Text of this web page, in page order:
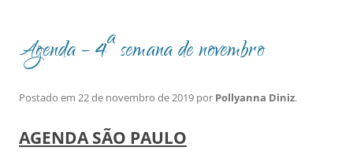
Agenda – 4ª semana de novembro
Postado em 22 de novembro de 2019 por Pollyanna Diniz.
AGENDA SÃO PAULO